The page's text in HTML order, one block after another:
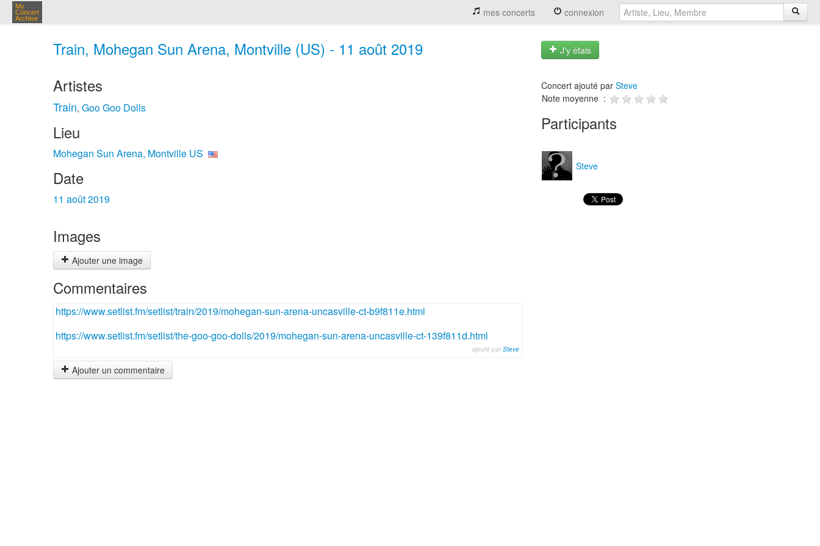
My
Concert
Archive
mes concerts connexion
Train, Mohegan Sun Arena, Montville (US) - 11 août 2019 J'y étais
Artistes
Train, Goo Goo Dolls
Lieu
Mohegan Sun Arena, Montville US
Date
11 août 2019
Images
Ajouter une image
Commentaires
https://www.setlist.fm/setlist/train/2019/mohegan-sun-arena-uncasville-ct-b9f811e.html
https://www.setlist.fm/setlist/the-goo-goo-dolls/2019/mohegan-sun-arena-uncasville-ct-139f811d.html
ajouté parSteve
Ajouter un commentaire
Concert ajouté par Steve
Note moyenne :
Participants
Steve